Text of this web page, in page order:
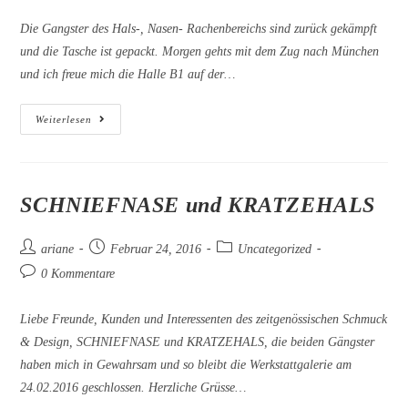
Die Gangster des Hals-, Nasen- Rachenbereichs sind zurück gekämpft
und die Tasche ist gepackt. Morgen gehts mit dem Zug nach München
und ich freue mich die Halle B1 auf der…
Weiterlesen
Auf
Nach
Design
SCHNIEFNASE und KRATZEHALS
Beitrags-
Autor:
ariane
BeitragFebruar 24, 2016
Beitrags-
Uncategorized
Beitrags-
0 Kommentare
Liebe Freunde, Kunden und Interessenten des zeitgenössischen Schmuck
& Design, SCHNIEFNASE und KRATZEHALS, die beiden Gängster
haben mich in Gewahrsam und so bleibt die Werkstattgalerie am
24.02.2016 geschlossen. Herzliche Grüsse…